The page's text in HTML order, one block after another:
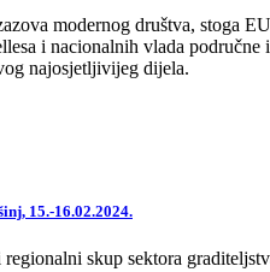
modernog društva, stoga
i nacionalnih vlada
najosjetljivijeg dijela.
15.-16.02.2024.
regionalni skup sektora